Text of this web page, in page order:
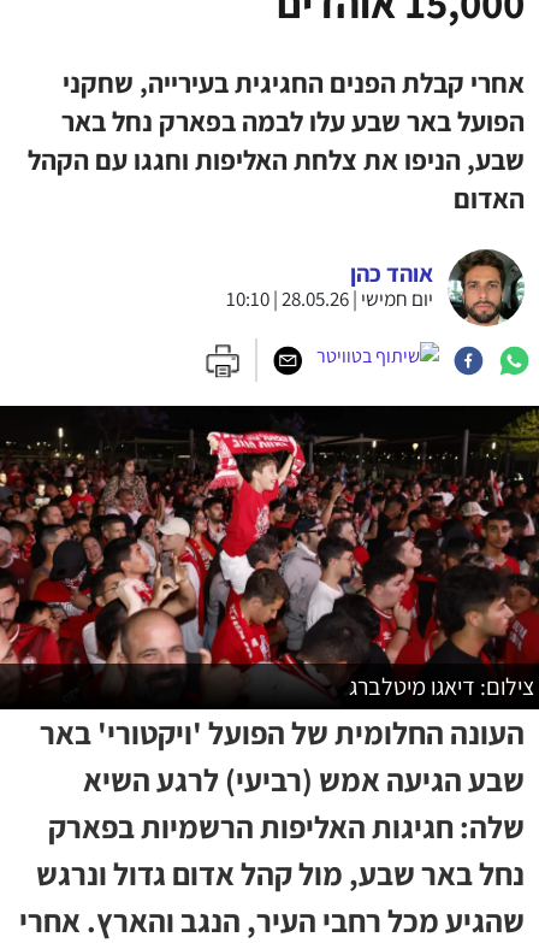
אחרי קבלת הפנים החגיגית בעירייה, שחקני
הפועל באר שבע עלו לבמה בפארק נחל באר
שבע, הניפו את צלחת האליפות וחגגו עם הקהל
האדום
אוהד כהן
יום חמישי | 28.05.26 | 10:10
צילום: דיאגו מיטלברג
העונה החלומית של הפועל 'ויקטורי' באר
שבע הגיעה אמש (רביעי) לרגע השיא
שלה: חגיגות האליפות הרשמיות בפארק
נחל באר שבע, מול קהל אדום גדול ונרגש
שהגיע מכל רחבי העיר, הנגב והארץ. אחרי